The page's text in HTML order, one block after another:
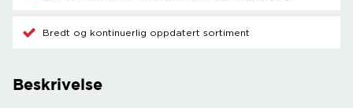
Bredt og kontinuerlig oppdatert sortiment
Beskrivelse